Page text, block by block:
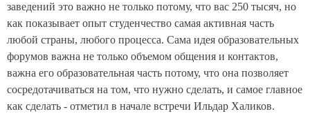
заведений это важно не только потому, что вас 250 тысяч, но
как показывает опыт студенчество самая активная часть
любой страны, любого процесса. Сама идея образовательных
форумов важна не только объемом общения и контактов,
важна его образовательная часть потому, что она позволяет
сосредотачиваться на том, что нужно сделать, и самое главное
как сделать - отметил в начале встречи Ильдар Халиков.